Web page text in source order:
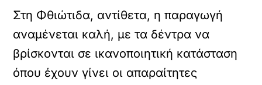
Στη Φθιώτιδα, αντίθετα, η παραγωγή
αναμένεται καλή, με τα δέντρα να
βρίσκονται σε ικανοποιητική κατάσταση
όπου έχουν γίνει οι απαραίτητες